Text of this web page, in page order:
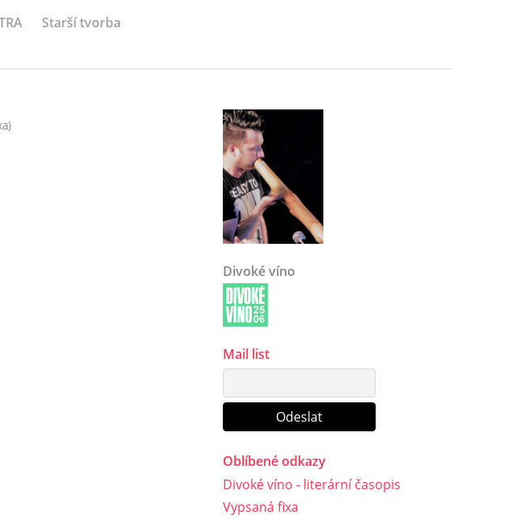
Starší tvorba
Divoké víno
Mail list
Oblíbené odkazy
Divoké víno - literární časopis
Vypsaná fixa